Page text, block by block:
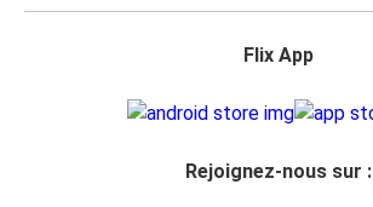
Flix App
Rejoignez-nous sur :